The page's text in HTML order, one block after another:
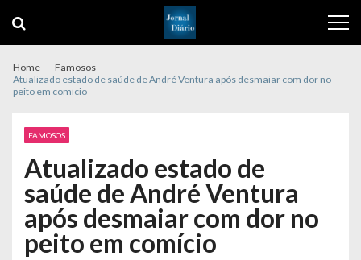
navigation
content
Home
Famosos
Atualizado estado de saúde de André Ventura após desmaiar com dor no
peito em comício
FAMOSOS
Atualizado estado de
saúde de André Ventura
após desmaiar com dor no
peito em comício